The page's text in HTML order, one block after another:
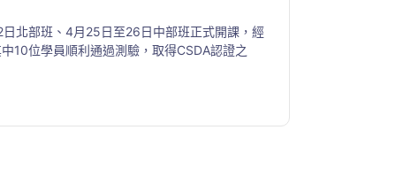
北部班、4月25日至26日中部班正式開課，經
10位學員順利通過測驗，取得CSDA認證之